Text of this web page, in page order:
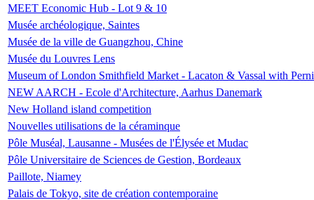
MEET Economic Hub - Lot 9 & 10
Musée archéologique, Saintes
Musée de la ville de Guangzhou, Chine
Musée du Louvres Lens
Museum of London Smithfield Market - Lacaton & Vassal with
NEW AARCH - Ecole d'Architecture, Aarhus Danemark
New Holland island competition
Nouvelles utilisations de la céraminque
Pôle Muséal, Lausanne - Musées de l'Élysée et Mudac
Pôle Universitaire de Sciences de Gestion, Bordeaux
Paillote, Niamey
Palais de Tokyo, site de création contemporaine